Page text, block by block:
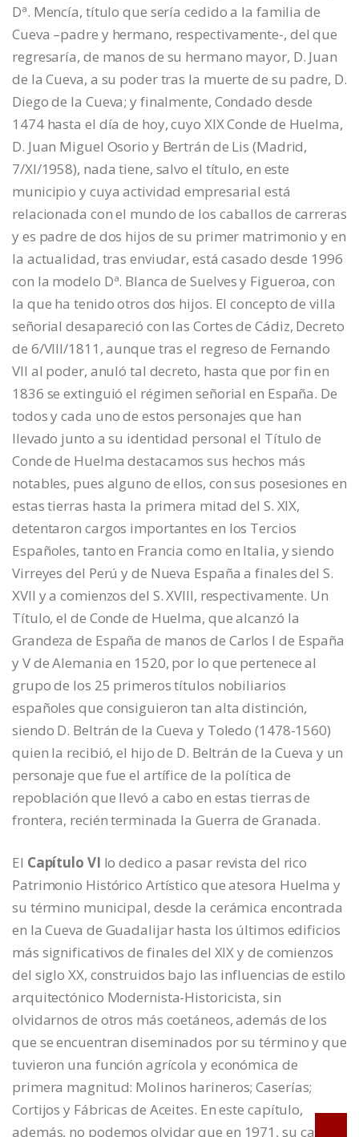
Dª. Mencía, título que sería cedido a la familia de
Cueva –padre y hermano, respectivamente-, del que
regresaría, de manos de su hermano mayor, D. Juan
de la Cueva, a su poder tras la muerte de su padre, D.
Diego de la Cueva; y finalmente, Condado desde
1474 hasta el día de hoy, cuyo XIX Conde de Huelma,
D. Juan Miguel Osorio y Bertrán de Lis (Madrid,
7/XI/1958), nada tiene, salvo el título, en este
municipio y cuya actividad empresarial está
relacionada con el mundo de los caballos de carreras
y es padre de dos hijos de su primer matrimonio y en
la actualidad, tras enviudar, está casado desde 1996
con la modelo Dª. Blanca de Suelves y Figueroa, con
la que ha tenido otros dos hijos. El concepto de villa
señorial desapareció con las Cortes de Cádiz, Decreto
de 6/VIII/1811, aunque tras el regreso de Fernando
VII al poder, anuló tal decreto, hasta que por fin en
1836 se extinguió el régimen señorial en España. De
todos y cada uno de estos personajes que han
llevado junto a su identidad personal el Título de
Conde de Huelma destacamos sus hechos más
notables, pues alguno de ellos, con sus posesiones en
estas tierras hasta la primera mitad del S. XIX,
detentaron cargos importantes en los Tercios
Españoles, tanto en Francia como en Italia, y siendo
Virreyes del Perú y de Nueva España a finales del S.
XVII y a comienzos del S. XVIII, respectivamente. Un
Título, el de Conde de Huelma, que alcanzó la
Grandeza de España de manos de Carlos I de España
y V de Alemania en 1520, por lo que pertenece al
grupo de los 25 primeros títulos nobiliarios
españoles que consiguieron tan alta distinción,
siendo D. Beltrán de la Cueva y Toledo (1478-1560)
quien la recibió, el hijo de D. Beltrán de la Cueva y un
personaje que fue el artífice de la política de
repoblación que llevó a cabo en estas tierras de
frontera, recién terminada la Guerra de Granada.
El Capítulo VI lo dedico a pasar revista del rico
Patrimonio Histórico Artístico que atesora Huelma y
su término municipal, desde la cerámica encontrada
en la Cueva de Guadalijar hasta los últimos edificios
más significativos de finales del XIX y de comienzos
del siglo XX, construidos bajo las influencias de estilo
arquitectónico Modernista-Historicista, sin
olvidarnos de otros más coetáneos, además de los
que se encuentran diseminados por su término y que
tuvieron una función agrícola y económica de
primera magnitud: Molinos harineros; Caserías;
Cortijos y Fábricas de Aceites. En este capítulo,
además, no podemos olvidar que en 1971, su casco